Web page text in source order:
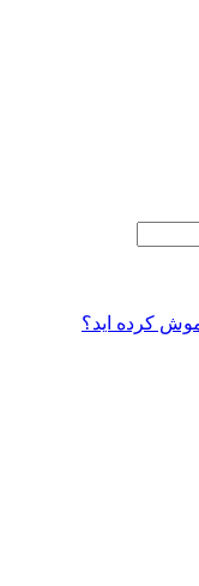
کرده اید؟